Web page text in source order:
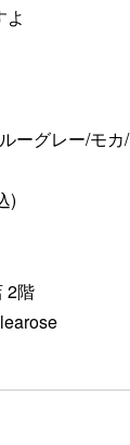
よ
ーグレー/モカ
)
2階